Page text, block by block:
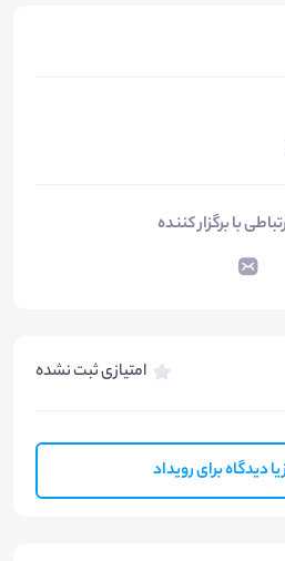
با برگزار کننده
امتیازی ثبت نشده
یا دیدگاه برای رویداد